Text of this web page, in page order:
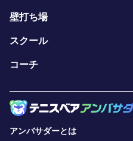
壁打ち場
スクール
コーチ
アンバサダーとは